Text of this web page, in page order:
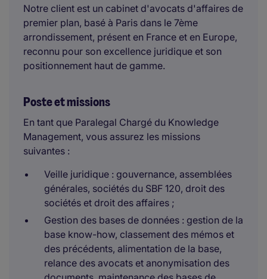
Notre client est un cabinet d'avocats d'affaires de
premier plan, basé à Paris dans le 7ème
arrondissement, présent en France et en Europe,
reconnu pour son excellence juridique et son
positionnement haut de gamme.
Poste et missions
En tant que Paralegal Chargé du Knowledge
Management, vous assurez les missions
suivantes :
Veille juridique : gouvernance, assemblées
générales, sociétés du SBF 120, droit des
sociétés et droit des affaires ;
Gestion des bases de données : gestion de la
base know-how, classement des mémos et
des précédents, alimentation de la base,
relance des avocats et anonymisation des